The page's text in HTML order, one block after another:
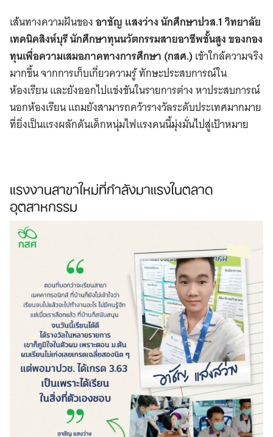
เส้นทางความฝันของอาชัญ แสงว่างนักศึกษาปวส.1 วิทยาลัย
เทคนิคสิงห์บุรีนักศึกษาทุนนวัตกรรมสายอาชีพชั้นสูง ของกอง
ทุนเพื่อความเสมอภาคทางการศึกษา (กสศ.)​เข้าใกล้ความจริง
มากขึ้น จากการเก็บเกี่ยวความรู้ ทักษะประสบการณ์ใน
ห้องเรียน และยังออกไปแข่งขันในรายการต่าง หาประสบการณ์
นอกห้องเรียน แถมยังสามารถคว้ารางวัลระดับประเทศมากมาย
ที่ยิ่งเป็นแรงผลักดันเด็กหนุ่มไฟแรงคนนี้มุ่งมั่นไปสู่เป้าหมาย
แรงงานสาขาใหม่ที่กำลังมาแรงในตลาด
อุตสาหกรรม